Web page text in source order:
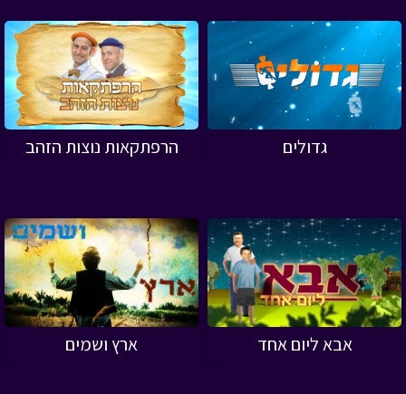
גדולים הרפתקאות נוצות הזהב
אבא ליום אחד ארץ ושמים